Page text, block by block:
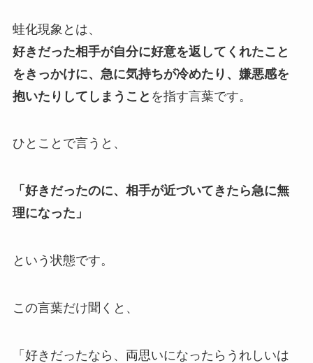
蛙化現象とは、
好きだった相手が自分に好意を返してくれたこと
をきっかけに、急に気持ちが冷めたり、嫌悪感を
抱いたりしてしまうこと を指す言葉です。
ひとことで言うと、
「好きだったのに、相手が近づいてきたら急に無
理になった」
という状態です。
この言葉だけ聞くと、
「好きだったなら、両思いになったらうれしいは